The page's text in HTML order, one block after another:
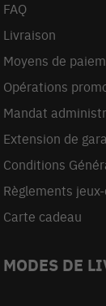
FAQ
Livraison
Moyens de
Opérations
Mandat
Extension de
Conditions
Règlements
Carte cadeau
MODES DE